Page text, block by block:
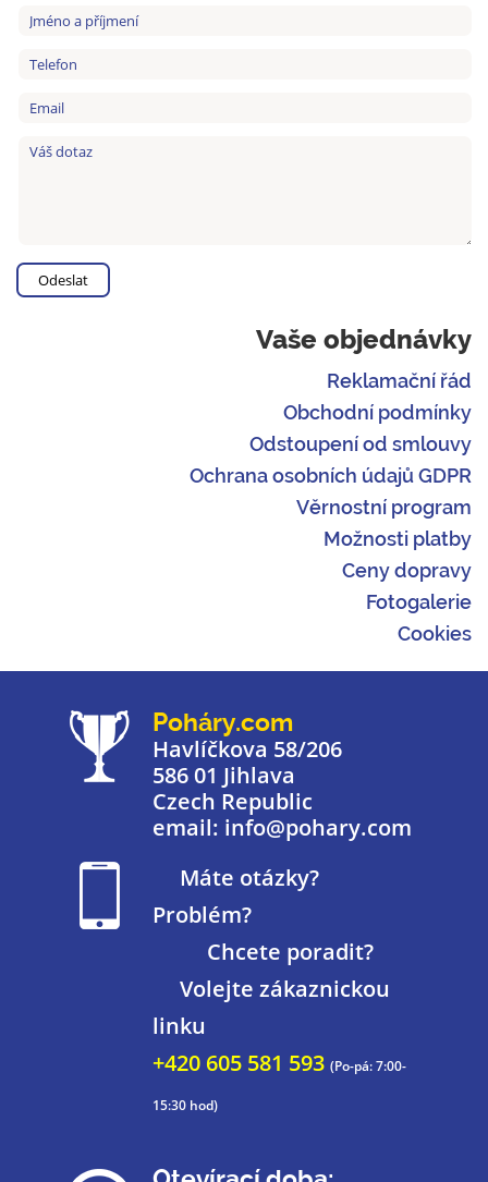
Vaše objednávky
Reklamační řád
Obchodní podmínky
Odstoupení od smlouvy
Ochrana osobních údajů GDPR
Věrnostní program
Možnosti platby
Ceny dopravy
Fotogalerie
Cookies
Poháry.com
Havlíčkova 58/206
586 01 Jihlava
Czech Republic
email: info@pohary.com
Máte otázky?
Problém?
Chcete poradit?
Volejte zákaznickou
linku
+420 605 581 593 (Po-pá: 7:00-
15:30 hod)